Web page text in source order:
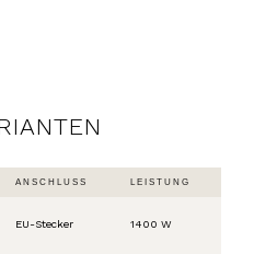
ANSCHLUSS LEISTUNG
EU-Stecker 1400 W